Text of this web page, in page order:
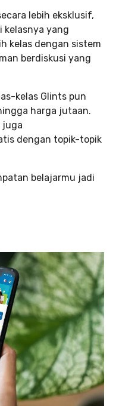
lebih eksklusif,
kelasnya yang
kelas dengan sistem
berdiskusi yang
kelas Glints pun
harga jutaan.
juga
dengan topik-topik
belajarmu jadi